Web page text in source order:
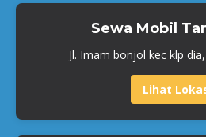
Sewa Mobil
Jl. Imam bonjol kec klp
Lihat